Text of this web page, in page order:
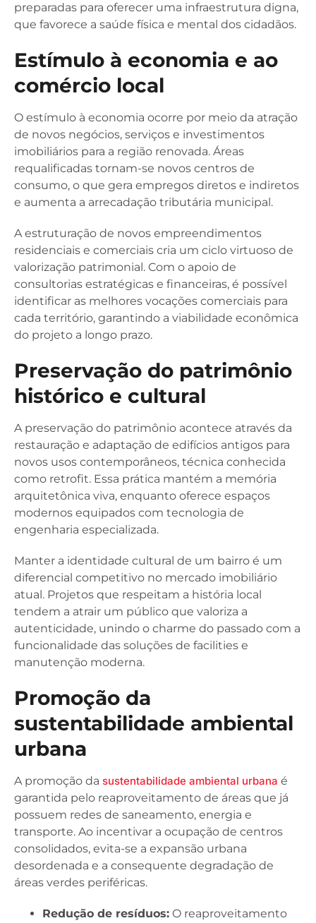
preparadas para oferecer uma infraestrutura digna,
que favorece a saúde física e mental dos cidadãos.
Estímulo à economia e ao
comércio local
O estímulo à economia ocorre por meio da atração
de novos negócios, serviços e investimentos
imobiliários para a região renovada. Áreas
requalificadas tornam-se novos centros de
consumo, o que gera empregos diretos e indiretos
e aumenta a arrecadação tributária municipal.
A estruturação de novos empreendimentos
residenciais e comerciais cria um ciclo virtuoso de
valorização patrimonial. Com o apoio de
consultorias estratégicas e financeiras, é possível
identificar as melhores vocações comerciais para
cada território, garantindo a viabilidade econômica
do projeto a longo prazo.
Preservação do patrimônio
histórico e cultural
A preservação do patrimônio acontece através da
restauração e adaptação de edifícios antigos para
novos usos contemporâneos, técnica conhecida
como retrofit. Essa prática mantém a memória
arquitetônica viva, enquanto oferece espaços
modernos equipados com tecnologia de
engenharia especializada.
Manter a identidade cultural de um bairro é um
diferencial competitivo no mercado imobiliário
atual. Projetos que respeitam a história local
tendem a atrair um público que valoriza a
autenticidade, unindo o charme do passado com a
funcionalidade das soluções de facilities e
manutenção moderna.
Promoção da
sustentabilidade ambiental
urbana
A promoção da sustentabilidade ambiental urbana é
garantida pelo reaproveitamento de áreas que já
possuem redes de saneamento, energia e
transporte. Ao incentivar a ocupação de centros
consolidados, evita-se a expansão urbana
desordenada e a consequente degradação de
áreas verdes periféricas.
Redução de resíduos: O reaproveitamento